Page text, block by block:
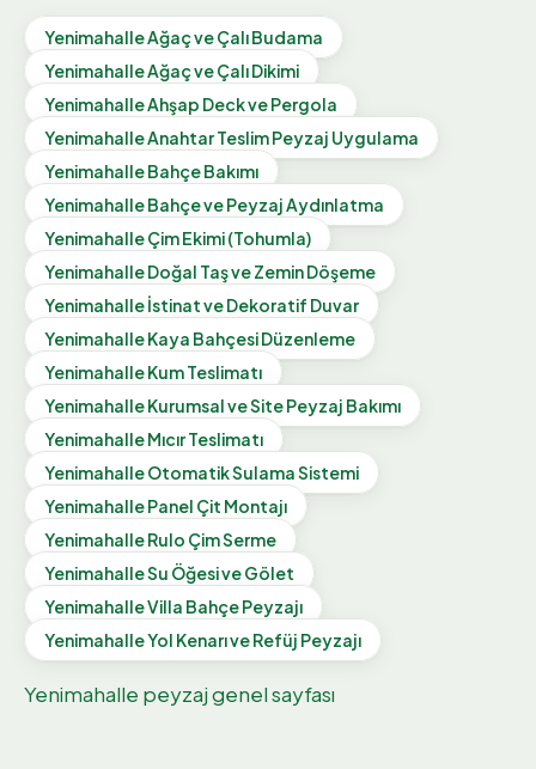
YenimahalleAğaç ve Çalı Budama
YenimahalleAğaç ve Çalı Dikimi
YenimahalleAhşap Deck ve Pergola
YenimahalleAnahtar Teslim Peyzaj Uygulama
YenimahalleBahçe Bakımı
YenimahalleBahçe ve Peyzaj Aydınlatma
YenimahalleÇim Ekimi (Tohumla)
YenimahalleDoğal Taş ve Zemin Döşeme
Yenimahalleİstinat ve Dekoratif Duvar
YenimahalleKaya Bahçesi Düzenleme
YenimahalleKum Teslimatı
YenimahalleKurumsal ve Site Peyzaj Bakımı
YenimahalleMıcır Teslimatı
YenimahalleOtomatik Sulama Sistemi
YenimahallePanel Çit Montajı
YenimahalleRulo Çim Serme
YenimahalleSu Öğesi ve Gölet
YenimahalleVilla Bahçe Peyzajı
YenimahalleYol Kenarı ve Refüj Peyzajı
Yenimahalle peyzaj genel sayfası